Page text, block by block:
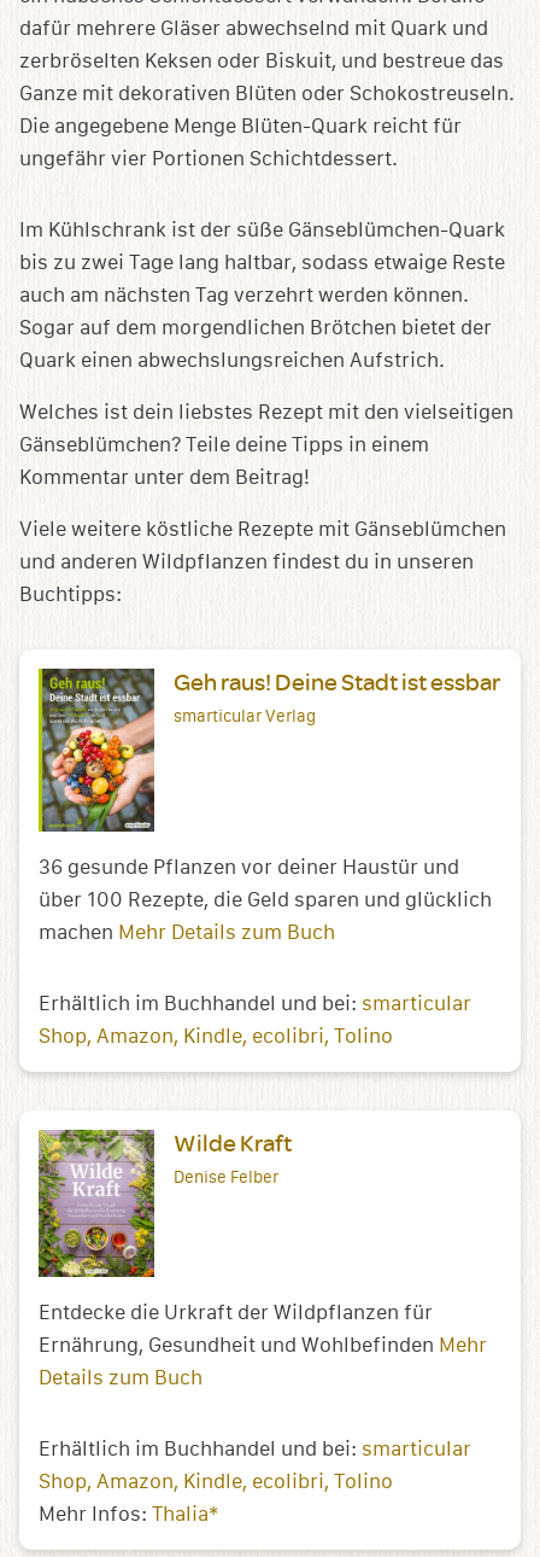
dafür mehrere Gläser abwechselnd mit Quark und
zerbröselten Keksen oder Biskuit, und bestreue das
Ganze mit dekorativen Blüten oder Schokostreuseln.
Die angegebene Menge Blüten-Quark reicht für
ungefähr vier Portionen Schichtdessert.
Im Kühlschrank ist der süße Gänseblümchen-Quark
bis zu zwei Tage lang haltbar, sodass etwaige Reste
auch am nächsten Tag verzehrt werden können.
Sogar auf dem morgendlichen Brötchen bietet der
Quark einen abwechslungsreichen Aufstrich.
Welches ist dein liebstes Rezept mit den vielseitigen
Gänseblümchen? Teile deine Tipps in einem
Kommentar unter dem Beitrag!
Viele weitere köstliche Rezepte mit Gänseblümchen
und anderen Wildpflanzen findest du in unseren
Buchtipps:
Geh raus! Deine Stadt ist essbar
smarticular Verlag
36 gesunde Pflanzen vor deiner Haustür und
über 100 Rezepte, die Geld sparen und glücklich
machen Mehr Details zum Buch
Erhältlich im Buchhandel und bei: smarticular
Shop Amazon Kindle ecolibri Tolino
Wilde Kraft
Denise Felber
Entdecke die Urkraft der Wildpflanzen für
Ernährung, Gesundheit und Wohlbefinden Mehr
Details zum Buch
Erhältlich im Buchhandel und bei: smarticular
Shop Amazon Kindle ecolibri Tolino
Mehr Infos: Thalia*